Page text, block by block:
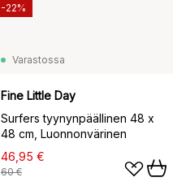
Varastossa
Fine Little Day
Surfers tyynynpäällinen 48 x
48 cm, Luonnonvärinen
46,95 €
60 €
-22%